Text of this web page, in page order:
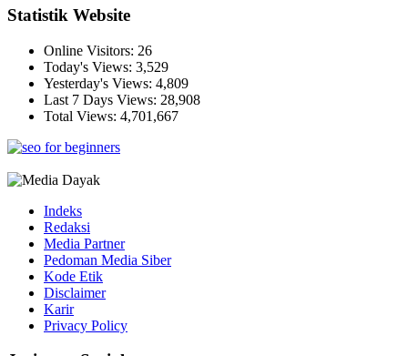
Statistik Website
Online Visitors: 26
Today's Views: 3,529
Yesterday's Views: 4,809
Last 7 Days Views: 28,908
Total Views: 4,701,667
Indeks
Redaksi
Media Partner
Pedoman Media Siber
Kode Etik
Disclaimer
Karir
Privacy Policy